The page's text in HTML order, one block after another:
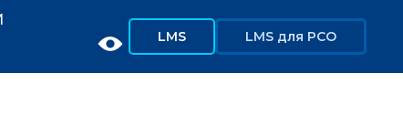
LMS LMS для РСО